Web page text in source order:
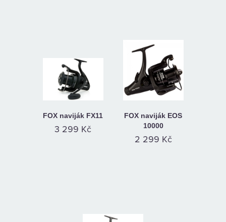
FOX naviják FX11
3 299 Kč
FOX naviják EOS
10000
2 299 Kč